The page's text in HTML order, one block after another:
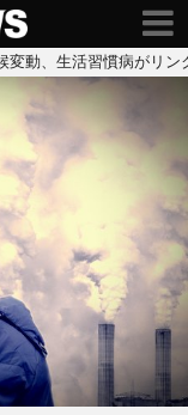
変動、生活習慣病がリン